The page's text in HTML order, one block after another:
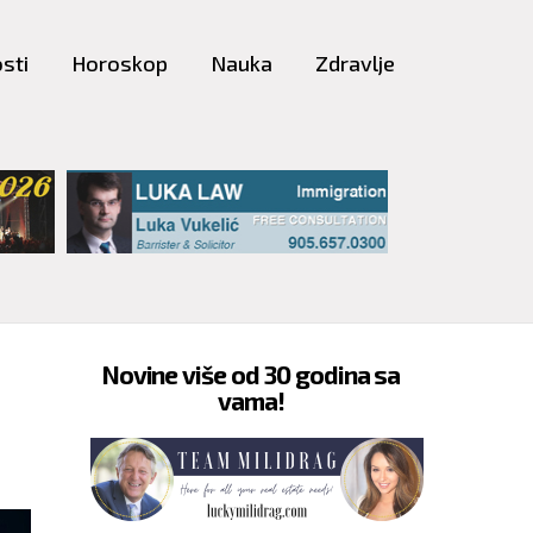
Horoskop Nauka Zdravlje
Novine više od 30 godina sa
vama!